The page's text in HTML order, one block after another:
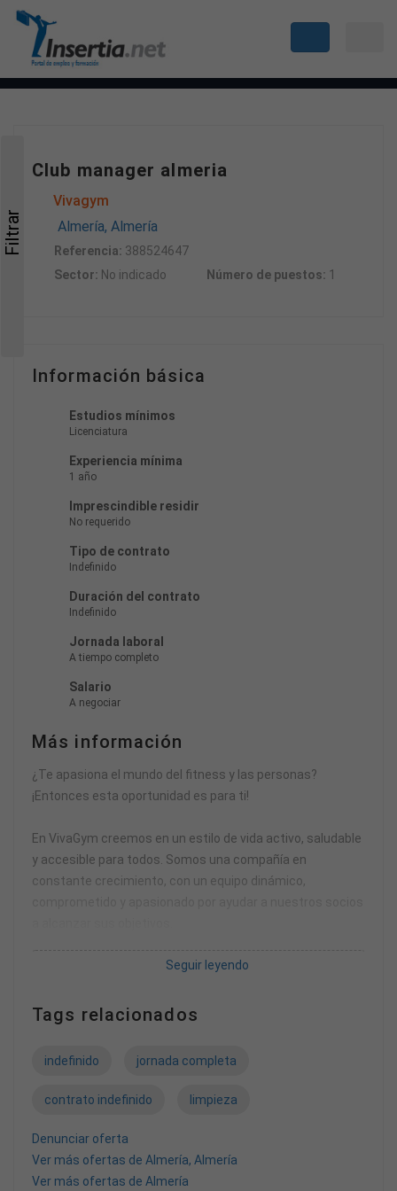
Club manager almeria
Vivagym
Almería, Almería
Referencia: 388524647
Sector: No indicado Número de puestos: 1
Información básica
Estudios mínimos
Licenciatura
Experiencia mínima
1 año
Imprescindible residir
No requerido
Tipo de contrato
Indefinido
Duración del contrato
Indefinido
Jornada laboral
A tiempo completo
Salario
A negociar
Más información
¿Te apasiona el mundo del fitness y las personas?
¡Entonces esta oportunidad es para ti!
En VivaGym creemos en un estilo de vida activo, saludable
y accesible para todos. Somos una compañía en
constante crecimiento, con un equipo dinámico,
Buscamos personas con actitud positiva, energía, y
quieres formar parte de un entorno donde se valora el
El candidato/a ideal para este puesto debe poseer tanto
empresa y el sector fitness. Será una persona central en
el proceso de toma de decisiones del club, trabajando con
múltiples personas de diferentes equipos cuando sea
Seguir leyendo
Tags relacionados
indefinido jornada completa
contrato indefinido limpieza
Denunciar oferta
Ver más ofertas de Almería, Almería
Ver más ofertas de Almería
Filtrar